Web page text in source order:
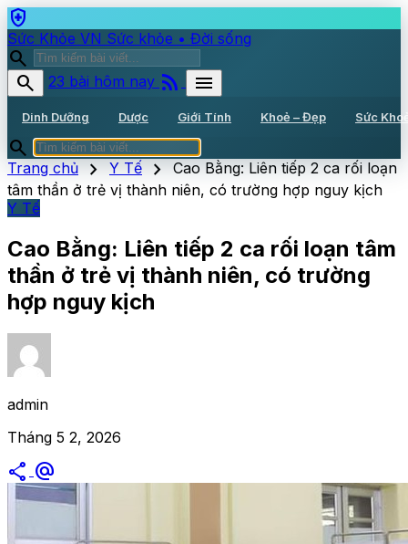
health_and_safety
Sức Khỏe VN Sức khỏe • Đời sống
search
search
23 bài hôm nay rss_feed menu
Dinh Dưỡng Dược Giới Tính Khoẻ – Đẹp Sức
search
Trang chủ chevron_right Y Tế chevron_right Cao Bằng: Liên tiếp 2 ca rối loạn
tâm thần ở trẻ vị thành niên, có trường hợp nguy kịch
Y Tế
Cao Bằng: Liên tiếp 2 ca rối loạn tâm
thần ở trẻ vị thành niên, có trường
hợp nguy kịch
admin
Tháng 5 2, 2026
share alternate_email